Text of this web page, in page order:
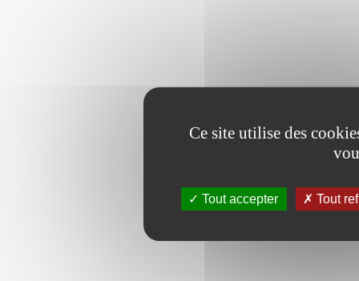
Ce site utilise des
Tout accepter Tout